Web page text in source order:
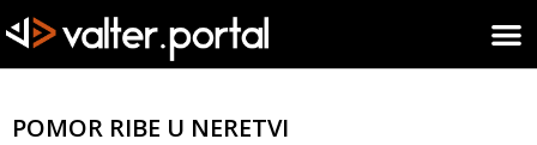
POMOR RIBE U NERETVI